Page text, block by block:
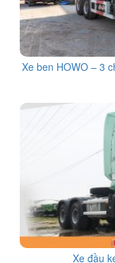
Xe ben HOWO – 3
Xe đầu